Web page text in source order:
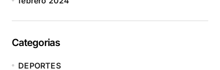
Categorias
DEPORTES